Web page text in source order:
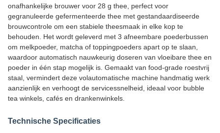
onafhankelijke brouwer voor 28 g thee, perfect voor
gegranuleerde gefermenteerde thee met gestandaardiseerde
brouwcontrole om een stabiele theesmaak in elke kop te
behouden. Het wordt geleverd met 3 afneembare poederbussen
om melkpoeder, matcha of toppingpoeders apart op te slaan,
waardoor automatisch nauwkeurig doseren van vloeibare thee en
poeder in één stap mogelijk is. Gemaakt van food-grade roestvrij
staal, vermindert deze volautomatische machine handmatig werk
aanzienlijk en verhoogt de servicessnelheid, ideaal voor bubble
tea winkels, cafés en drankenwinkels.
Technische Specificaties